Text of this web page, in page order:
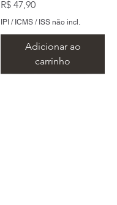
Preço
R$ 47,90
IPI / ICMS / ISS não incl.
Adicionar ao
carrinho